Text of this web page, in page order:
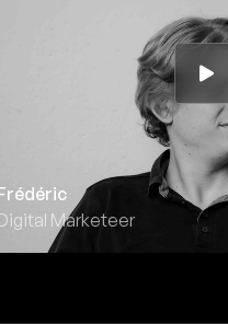
Marketeer